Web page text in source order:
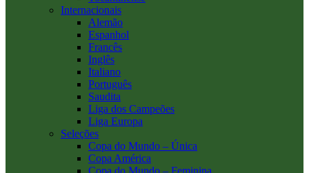
Internacionais
Alemão
Espanhol
Francês
Inglês
Italiano
Português
Saudita
Liga dos Campeões
Liga Europa
Seleções
Copa do Mundo – Única
Copa América
Copa do Mundo – Feminina